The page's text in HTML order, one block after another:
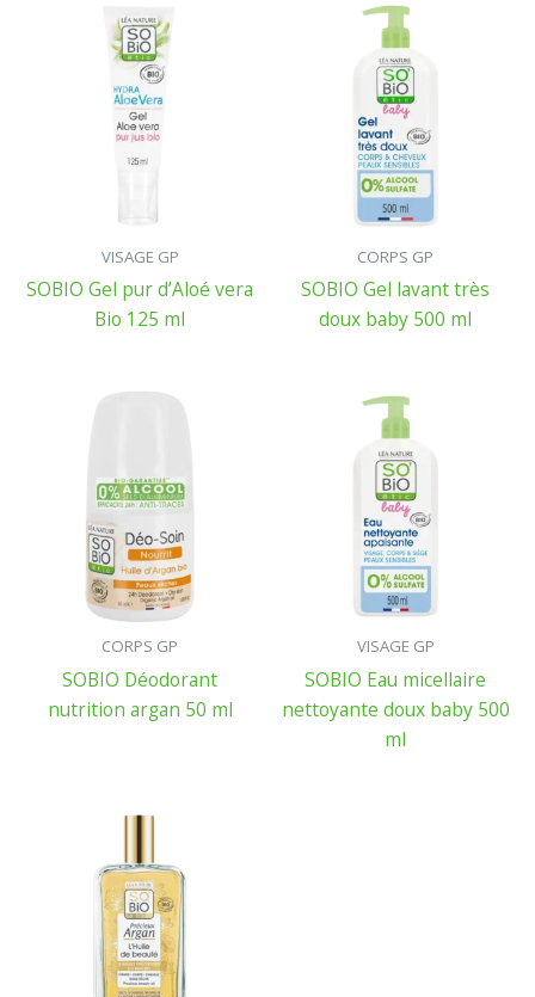
VISAGE GP
SOBIO Gel pur d’Aloé vera
Bio 125 ml
CORPS GP
SOBIO Gel lavant très
doux baby 500 ml
CORPS GP
SOBIO Déodorant
nutrition argan 50 ml
VISAGE GP
SOBIO Eau micellaire
nettoyante doux baby 500
ml